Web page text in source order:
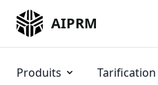
AIPRM
Produits Tarification